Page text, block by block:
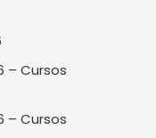
– Cursos
– Cursos